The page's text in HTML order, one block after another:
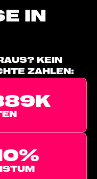
IN
KEIN
ZAHLEN: